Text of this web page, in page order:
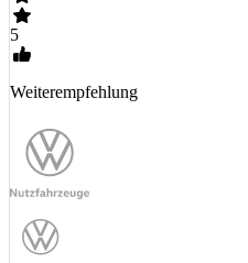
5
Weiterempfehlung